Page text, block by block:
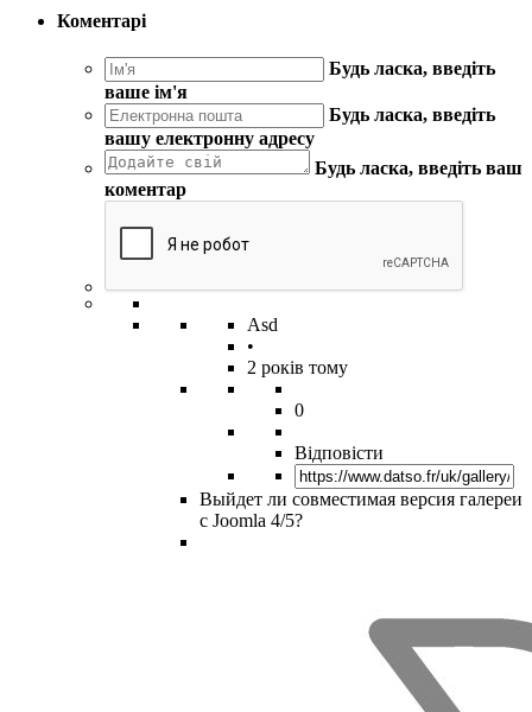
Коментарі
Будь ласка, введіть
ваше ім'я
Будь ласка, введіть
вашу електронну адресу
Будь ласка, введіть ваш
коментар
Asd
•
2 років тому
0
Відповісти
Выйдет ли совместимая версия галереи
с Joomla 4/5?